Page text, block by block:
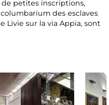
petites inscriptions,
des esclaves
Livie sur la via Appia, sont